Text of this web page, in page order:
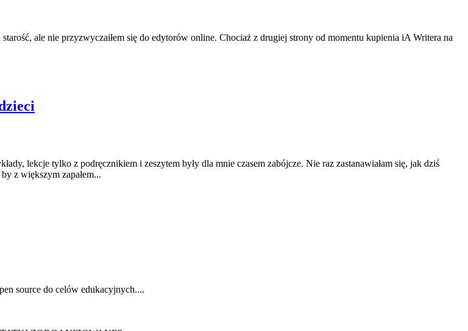
ale nie przyzwyczaiłem się do edytorów online. Chociaż z drugiej strony od momentu kupienia iA Writera na
lekcje tylko z podręcznikiem i zeszytem były dla mnie czasem zabójcze. Nie raz zastanawiałam się, jak dziś
z większym zapałem...
source do celów edukacyjnych....